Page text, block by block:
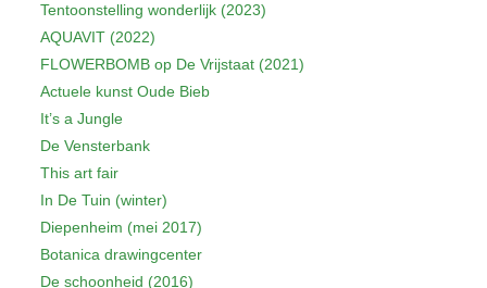
Tentoonstelling wonderlijk (2023)
AQUAVIT (2022)
FLOWERBOMB op De Vrijstaat (2021)
Actuele kunst Oude Bieb
It’s a Jungle
De Vensterbank
This art fair
In De Tuin (winter)
Diepenheim (mei 2017)
Botanica drawingcenter
De schoonheid (2016)